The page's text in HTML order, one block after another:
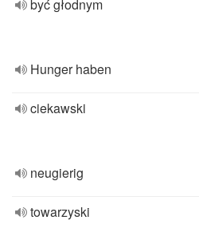
być głodnym
Hunger haben
ciekawski
neugierig
towarzyski